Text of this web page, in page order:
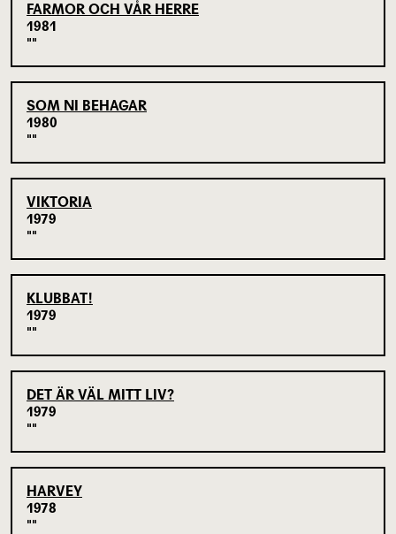
FARMOR OCH VÅR HERRE
1981
SOM NI BEHAGAR
1980
VIKTORIA
1979
KLUBBAT!
1979
DET ÄR VÄL MITT LIV?
1979
HARVEY
1978